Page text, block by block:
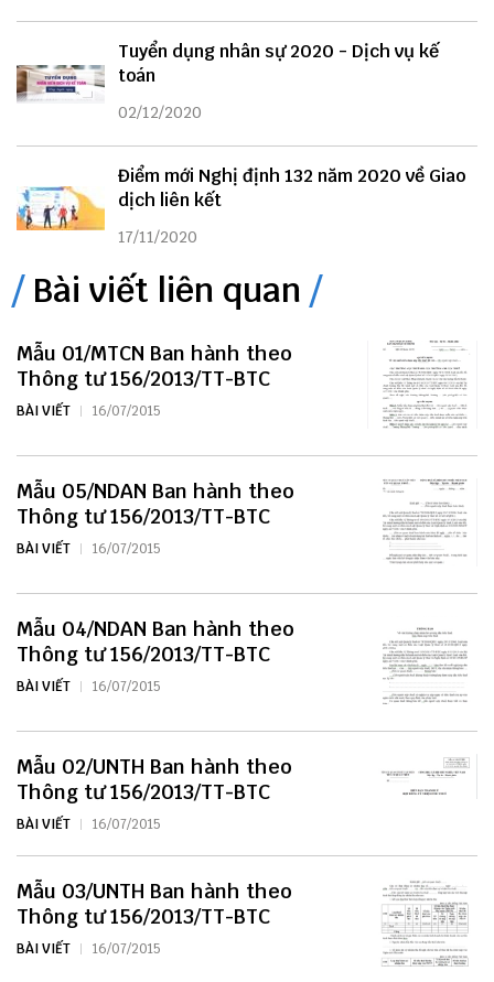
Tuyển dụng nhân sự 2020 - Dịch vụ kế
toán
02/12/2020
Điểm mới Nghị định 132 năm 2020 về Giao
dịch liên kết
17/11/2020
Bài viết liên quan
Mẫu 01/MTCN Ban hành theo
Thông tư 156/2013/TT-BTC
BÀI VIẾT 16/07/2015
Mẫu 05/NDAN Ban hành theo
Thông tư 156/2013/TT-BTC
BÀI VIẾT 16/07/2015
Mẫu 04/NDAN Ban hành theo
Thông tư 156/2013/TT-BTC
BÀI VIẾT 16/07/2015
Mẫu 02/UNTH Ban hành theo
Thông tư 156/2013/TT-BTC
BÀI VIẾT 16/07/2015
Mẫu 03/UNTH Ban hành theo
Thông tư 156/2013/TT-BTC
BÀI VIẾT 16/07/2015